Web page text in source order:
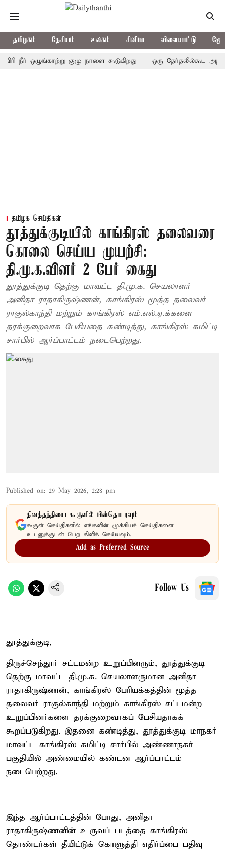
தமிழகம் தேசியம் உலகம் சினிமா விளையாட்டு
ஒழுங்காற்று குழு நாளை கூடுகிறது ஒரு தேர்தலில்கூட அதிமுக
தமிழக செய்திகள்
தூத்துக்குடியில் காங்கிரஸ் தலைவரை
கொலை செய்ய முயற்சி:
தி.மு.க.வினர் 2 பேர் கைது
தூத்துக்குடி தெற்கு மாவட்ட தி.மு.க. செயலாளர்
அனிதா ராதாகிருஷ்ணன், காங்கிரஸ் மூத்த தலைவர்
ராகுல்காந்தி மற்றும் காங்கிரஸ் எம்.எல்.ஏ.க்களை
தரக்குறைவாக பேசியதை கண்டித்து, காங்கிரஸ் கமிட்டி
சார்பில் ஆர்ப்பாட்டம் நடைபெற்றது.
Published on: 29 May 2026, 2:28 pm
தினத்தந்தியை கூகுளில் பின்தொடரவும்
கூகுள் செய்திகளில் எங்களின் முக்கியச் செய்திகளை
உடனுக்குடன் பெற கிளிக் செய்யவும்.
Add as Preferred Source
Follow Us
தூத்துக்குடி,
திருச்செந்தூர் சட்டமன்ற உறுப்பினரும், தூத்துக்குடி
தெற்கு மாவட்ட தி.மு.க. செயலாளருமான அனிதா
ராதாகிருஷ்ணன், காங்கிரஸ் பேரியக்கத்தின் மூத்த
தலைவர் ராகுல்காந்தி மற்றும் காங்கிரஸ் சட்டமன்ற
உறுப்பினர்களை தரக்குறைவாகப் பேசியதாகக்
கூறப்படுகிறது. இதனை கண்டித்து, தூத்துக்குடி மாநகர்
மாவட்ட காங்கிரஸ் கமிட்டி சார்பில் அண்ணாநகர்
பகுதியில் அண்மையில் கண்டன ஆர்ப்பாட்டம்
நடைபெற்றது.
இந்த ஆர்ப்பாட்டத்தின் போது, அனிதா
ராதாகிருஷ்ணனின் உருவப் படத்தை காங்கிரஸ்
தொண்டர்கள் தீயிட்டுக் கொளுத்தி எதிர்ப்பை பதிவு